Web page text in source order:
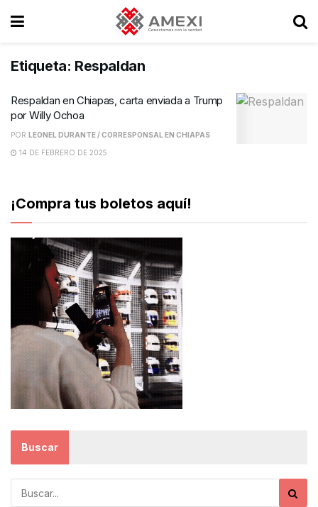
Etiqueta: Respaldan
Respaldan en Chiapas, carta enviada a Trump
por Willy Ochoa
POR LEONEL DURANTE / CORRESPONSAL EN CHIAPAS
14 DE FEBRERO DE 2025
¡Compra tus boletos aquí!
Buscar